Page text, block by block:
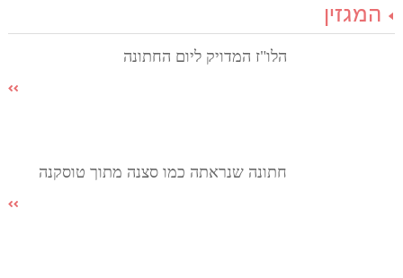
המגזין
הלו"ז המדויק ליום החתונה
חתונה שנראתה כמו סצנה מתוך טוסקנה